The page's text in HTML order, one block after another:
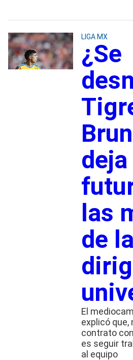
LIGA MX
¿Se
deja
las
de la
El
explicó
contrato
es seguir
al equipo